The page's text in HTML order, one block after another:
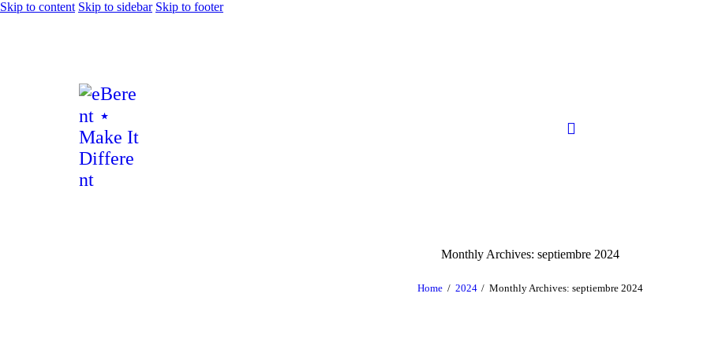
Skip to content Skip to sidebar Skip to footer
Monthly Archives: septiembre 2024
Home 2024 Monthly Archives: septiembre 2024